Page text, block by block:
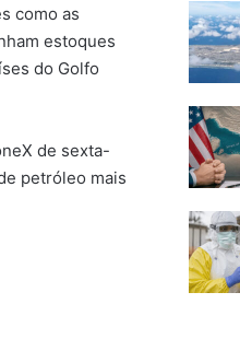
como as
estoques
do Golfo
de sexta-
petróleo mais